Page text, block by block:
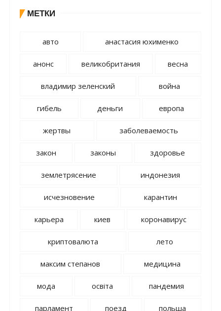
МЕТКИ
авто анастасия юхименко
анонс великобритания весна
владимир зеленский война
гибель деньги европа
жертвы заболеваемость
закон законы здоровье
землетрясение индонезия
исчезновение карантин
карьера киев коронавирус
криптовалюта лето
максим степанов медицина
мода освіта пандемия
парламент поезд польша